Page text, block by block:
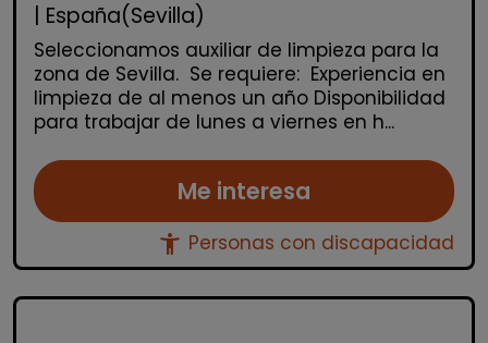
| España(Sevilla)
Seleccionamos auxiliar de limpieza para la
zona de Sevilla. Se requiere: Experiencia en
limpieza de al menos un año Disponibilidad
para trabajar de lunes a viernes en h...
Me interesa
accessibility_new Personas con discapacidad